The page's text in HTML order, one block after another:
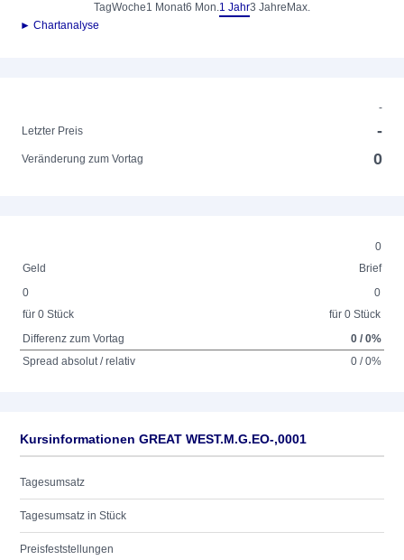
TagWoche1 Monat6 Mon.1 Jahr3 Jahre Max.
► Chartanalyse
-
Letzter Preis
-
Veränderung zum Vortag 0
0
Geld
Brief
0
für 0 Stück
0
für 0 Stück
Differenz zum Vortag
0 / 0%
Spread absolut / relativ
0 / 0%
Kursinformationen GREAT WEST.M.G.EO-,0001
Tagesumsatz
Tagesumsatz in Stück
Preisfeststellungen